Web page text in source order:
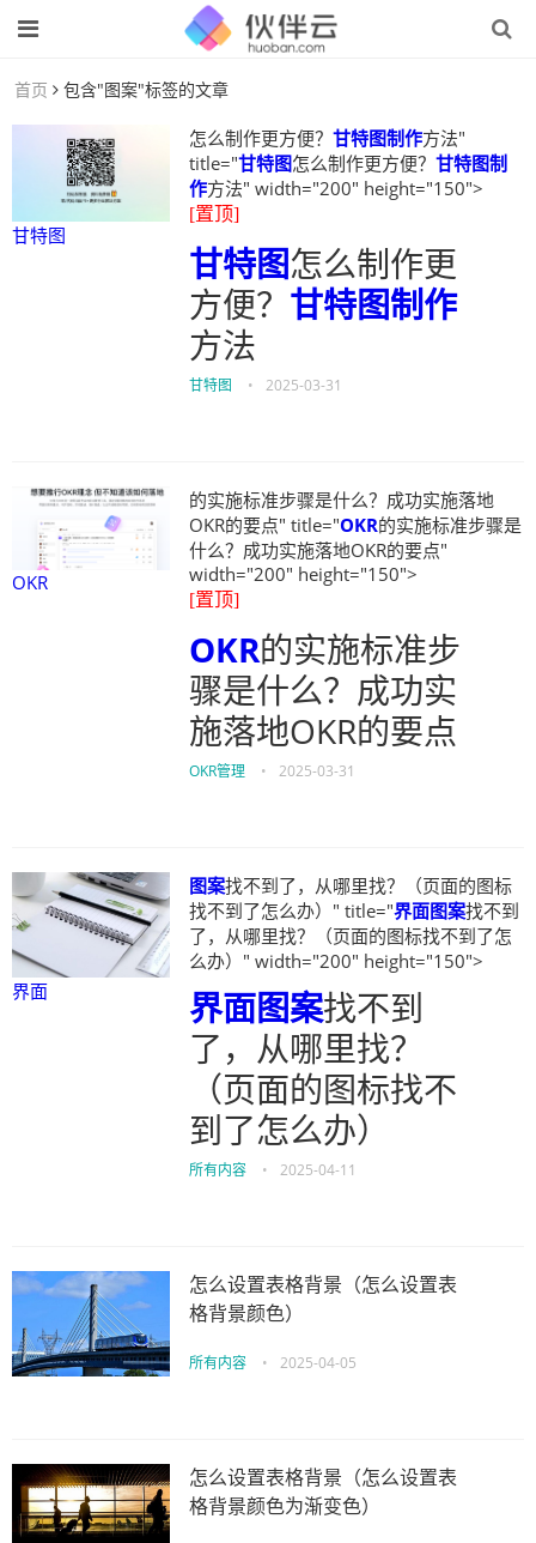
首页 包含"图案"标签的文章
甘特图
怎么制作更方便？ 甘特图制作方法"
title="甘特图怎么制作更方便？ 甘特图制
作方法" width="200" height="150">
[置顶]
甘特图怎么制作更
方便？ 甘特图制作
方法
甘特图 • 2025-03-31
OKR
的实施标准步骤是什么？成功实施落地
OKR的要点" title="OKR的实施标准步骤是
什么？成功实施落地OKR的要点"
width="200" height="150">
[置顶]
OKR的实施标准步
骤是什么？成功实
施落地OKR的要点
OKR管理 • 2025-03-31
界面
图案找不到了，从哪里找？（页面的图标
找不到了怎么办）" title="界面图案找不到
了，从哪里找？（页面的图标找不到了怎
么办）" width="200" height="150">
界面图案找不到
了，从哪里找？
（页面的图标找不
到了怎么办）
所有内容 • 2025-04-11
怎么设置表格背景（怎么设置表
格背景颜色）
所有内容 • 2025-04-05
怎么设置表格背景（怎么设置表
格背景颜色为渐变色）